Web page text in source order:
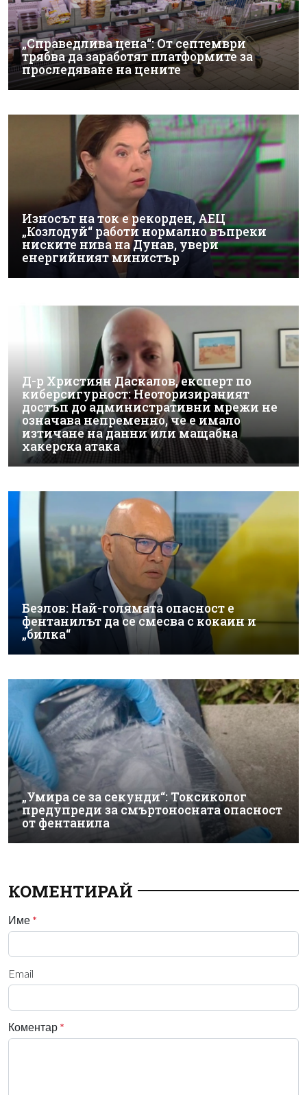
„Справедлива цена“: От септември
трябва да заработят платформите за
проследяване на цените
Износът на ток е рекорден, АЕЦ
„Козлодуй“ работи нормално въпреки
ниските нива на Дунав, увери
енергийният министър
Д-р Християн Даскалов, експерт по
киберсигурност: Неоторизираният
достъп до административни мрежи не
означава непременно, че е имало
изтичане на данни или мащабна
хакерска атака
Безлов: Най-голямата опасност е
фентанилът да се смесва с кокаин и
„билка“
„Умира се за секунди“: Токсиколог
предупреди за смъртоносната опасност
от фентанила
КОМЕНТИРАЙ
Име *
Email
Коментар *